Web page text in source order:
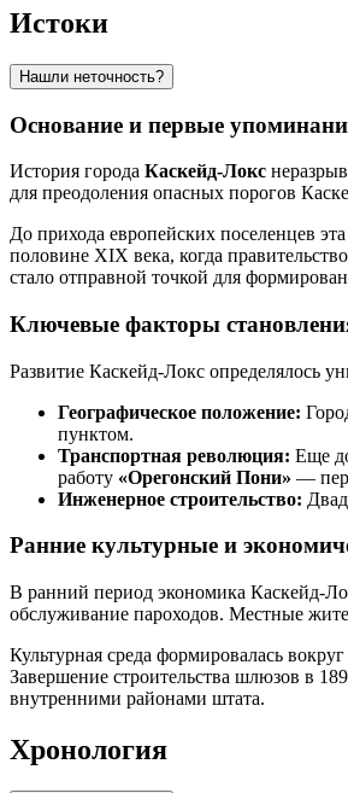
Истоки
Нашли неточность?
Основание и первые
История города Каскейд-Локс
для преодоления опасных порогов
До прихода европейских поселенцев
половине XIX века, когда
стало отправной точкой для
Ключевые факторы
Развитие Каскейд-Локс определялось
Географическое положение:
пунктом.
Транспортная революция: Еще
работу «Орегонский Пони» —
Инженерное строительство:
Ранние культурные и
В ранний период экономика Каскейд-
обслуживание пароходов. Местные
Культурная среда формировалась
Завершение строительства шлюзов в
внутренними районами штата.
Хронология